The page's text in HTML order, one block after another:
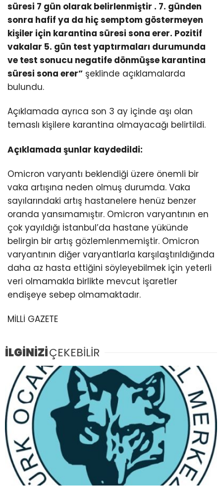
süresi 7 gün olarak belirlenmiştir . 7. günden
sonra hafif ya da hiç semptom göstermeyen
kişiler için karantina süresi sona erer. Pozitif
vakalar 5. gün test yaptırmaları durumunda
ve test sonucu negatife dönmüşse karantina
süresi sona erer” şeklinde açıklamalarda
bulundu.
Açıklamada ayrıca son 3 ay içinde aşı olan
temaslı kişilere karantina olmayacağı belirtildi.
Açıklamada şunlar kaydedildi:
Omicron varyantı beklendiği üzere önemli bir
vaka artışına neden olmuş durumda. Vaka
sayılarındaki artış hastanelere henüz benzer
oranda yansımamıştır. Omicron varyantının en
çok yayıldığı İstanbul’da hastane yükünde
belirgin bir artış gözlemlenmemiştir. Omicron
varyantının diğer varyantlarla karşılaştırıldığında
daha az hasta ettiğini söyleyebilmek için yeterli
veri olmamakla birlikte mevcut işaretler
endişeye sebep olmamaktadır.
MİLLİ GAZETE
İLGİNİZİÇEKEBİLİR